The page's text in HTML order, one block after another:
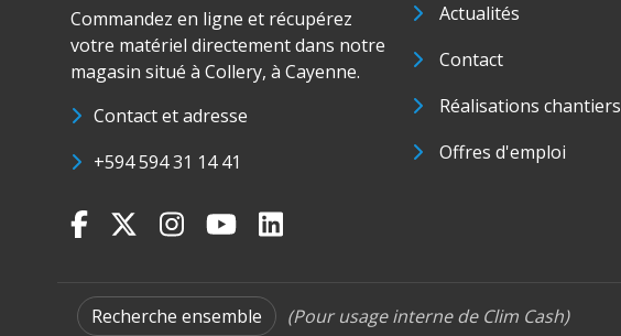
Commandez en ligne et récupérez
votre matériel directement dans notre
magasin situé à Collery, à Cayenne.
Contact et adresse
+594 594 31 14 41
Actualités
Contact
Réalisations chantiers
Offres d'emploi
Recherche ensemble (Pour usage interne de Clim Cash)